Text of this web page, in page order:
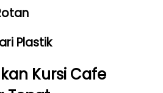
Plastik
Kursi Cafe